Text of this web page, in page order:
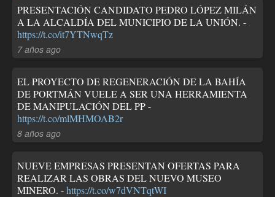
PRESENTACIÓN CANDIDATO PEDRO LÓPEZ MILÁN
A LA ALCALDÍA DEL MUNICIPIO DE LA UNIÓN. -
https://t.co/it7YTNwqTz
7 años ago
EL PROYECTO DE REGENERACIÓN DE LA BAHÍA
DE PORTMÁN VUELE A SER UNA HERRAMIENTA
DE MANIPULACIÓN DEL PP -
https://t.co/mlMHMOAB2r
8 años ago
NUEVE EMPRESAS PRESENTAN OFERTAS PARA
REALIZAR LAS OBRAS DEL NUEVO MUSEO
MINERO. -https://t.co/w7dVNTqtWI